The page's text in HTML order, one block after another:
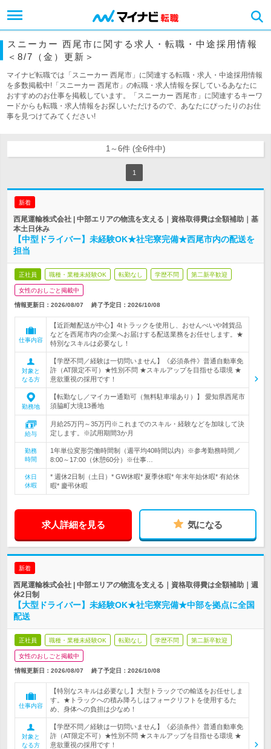
スニーカー 西尾市に関する求人・転職・中途採用情報
＜8/7（金）更新＞
マイナビ転職では「スニーカー 西尾市」に関連する転職・求人・中途採用情報
を多数掲載中!「スニーカー 西尾市」の転職・求人情報を探しているあなたに
おすすめのお仕事を掲載しています。「スニーカー 西尾市」に関連するキーワ
ードからも転職・求人情報をお探しいただけるので、あなたにぴったりのお仕
事を見つけてみてください!
1～6件 (全6件中)
1
新着
西尾運輸株式会社 | 中部エリアの物流を支える｜資格取得費は全額補助｜基
本土日休み
【中型ドライバー】未経験OK★社宅寮完備★西尾市内の配送を
担当
正社員 職種・業種未経験OK 転勤なし 学歴不問 第二新卒歓迎
女性のおしごと掲載中
情報更新日：2026/08/07 終了予定日： 2026/10/08
仕事内容
【近距離配送が中心】4tトラックを使用し、おせんべいや雑貨品
などを西尾市内の企業へお届けする配送業務をお任せします。★
特別なスキルは必要なし！
対象と
なる方
【学歴不問／経験は一切問いません】《必須条件》普通自動車免
許（AT限定不可）★性別不問 ★スキルアップを目指せる環境 ★
意欲重視の採用です！
勤務地
【転勤なし／マイカー通勤可（無料駐車場あり）】 愛知県西尾市
須脇町大境13番地
給与
月給25万円～35万円※これまでのスキル・経験などを加味して決
定します。※試用期間3か月
勤務
時間
1年単位変形労働時間制（週平均40時間以内）※参考勤務時間／
8:00～17:00（休憩60分）※仕事…
休日
休暇
* 週休2日制（土日）* GW休暇* 夏季休暇* 年末年始休暇* 有給休
暇* 慶弔休暇
求人詳細を見る 気になる
新着
西尾運輸株式会社 | 中部エリアの物流を支える｜資格取得費は全額補助｜週
休2日制
【大型ドライバー】未経験OK★社宅寮完備★中部を拠点に全国
配送
正社員 職種・業種未経験OK 転勤なし 学歴不問 第二新卒歓迎
女性のおしごと掲載中
情報更新日：2026/08/07 終了予定日： 2026/10/08
仕事内容
【特別なスキルは必要なし】大型トラックでの輸送をお任せしま
す。★トラックへの積み降ろしはフォークリフトを使用するた
め、身体への負担は少なめ！
対象と
なる方
【学歴不問／経験は一切問いません】《必須条件》普通自動車免
許（AT限定不可）★性別不問 ★スキルアップを目指せる環境 ★
意欲重視の採用です！